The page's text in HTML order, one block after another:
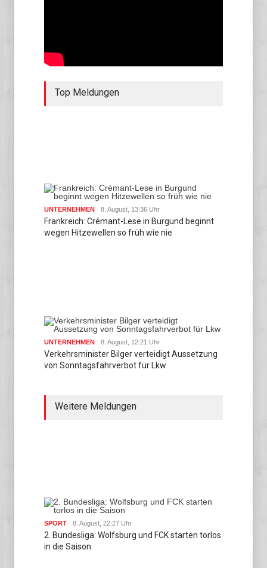
Top Meldungen
UNTERNEHMEN 8. August, 13:36 Uhr
Frankreich: Crémant-Lese in Burgund beginnt
wegen Hitzewellen so früh wie nie
UNTERNEHMEN 8. August, 12:21 Uhr
Verkehrsminister Bilger verteidigt Aussetzung
von Sonntagsfahrverbot für Lkw
Weitere Meldungen
SPORT 8. August, 22:27 Uhr
2. Bundesliga: Wolfsburg und FCK starten torlos
in die Saison